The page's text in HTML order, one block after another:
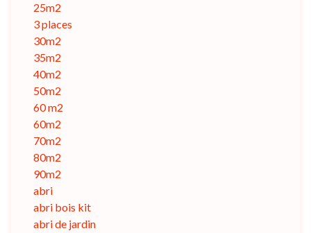
25m2
3 places
30m2
35m2
40m2
50m2
60 m2
60m2
70m2
80m2
90m2
abri
abri bois kit
abri de jardin